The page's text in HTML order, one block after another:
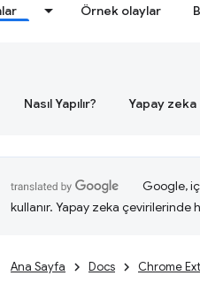
Örnek olaylar
Nasıl Yapılır? Yapay zeka
Google,
kullanır. Yapay zeka çevirilerinde
Ana Sayfa Docs Chrome